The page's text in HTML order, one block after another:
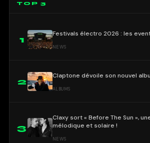
TOP 3
1
Festivals électro 2026 : les
NEWS
2
Claptone dévoile son nouvel
ALBUMS
3
Claxy sort « Before The Sun »,
mélodique et solaire !
NEWS